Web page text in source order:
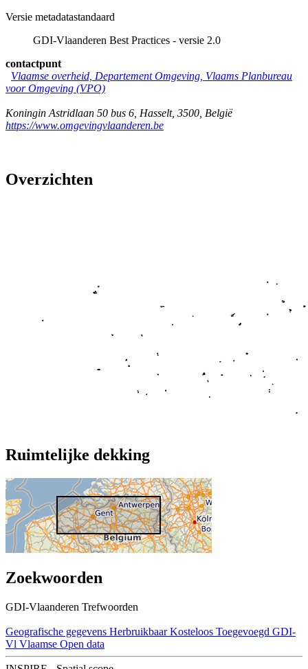
Versie metadatastandaard
GDI-Vlaanderen Best Practices - versie 2.0
contactpunt
Vlaamse overheid, Departement Omgeving, Vlaams Planbureau
voor Omgeving (VPO)
Koningin Astridlaan 50 bus 6 Hasselt, 3500 België
https://www.omgevingvlaanderen.be
Overzichten
Ruimtelijke dekking
Zoekwoorden
GDI-Vlaanderen Trefwoorden
Geografische gegevens Herbruikbaar Kosteloos Toegevoegd GDI-
Vl Vlaamse Open data